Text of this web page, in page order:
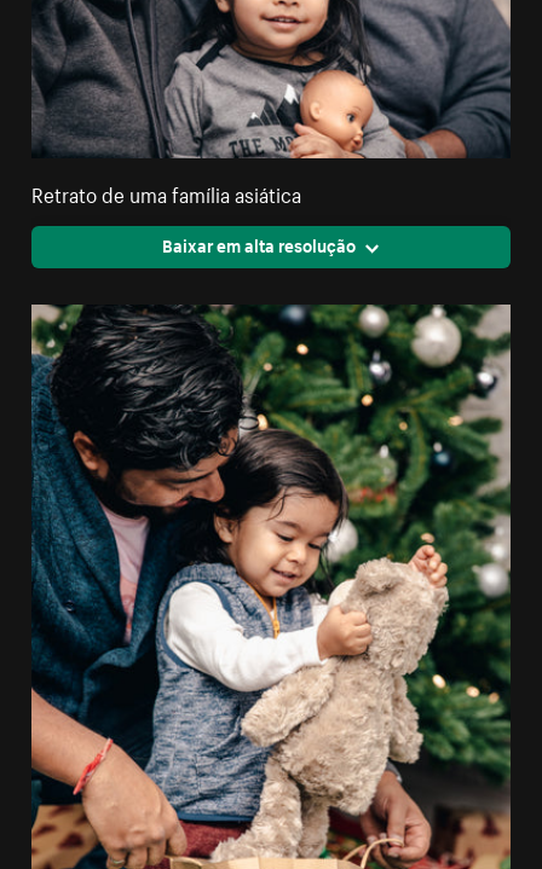
Retrato de uma família asiática
Baixar em alta resolução